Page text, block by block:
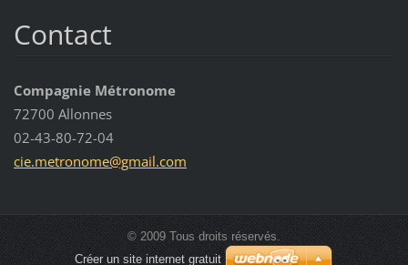
Contact
Compagnie Métronome
72700 Allonnes
02-43-80-72-04
cie.metronome@gmail.com
© 2009 Tous droits réservés.
Créer un site internet gratuit